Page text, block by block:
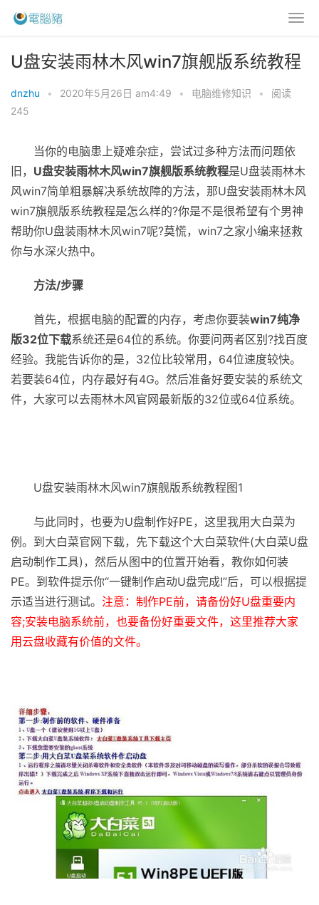
U盘安装雨林木风win7旗舰版系统教程
dnzhu • 2020年5月26日 am4:49 • 电脑维修知识 •
阅读
245
当你的电脑患上疑难杂症，尝试过多种方法而问题依
旧， U盘安装雨林木风win7旗舰版系统教程是U盘装雨林木
风win7简单粗暴解决系统故障的方法，那U盘安装雨林木风
win7旗舰版系统教程是怎么样的?你是不是很希望有个男神
帮助你U盘装雨林木风win7呢?莫慌，win7之家小编来拯救
你与水深火热中。
方法/步骤
首先，根据电脑的配置的内存，考虑你要装win7纯净
版32位下载系统还是64位的系统。你要问两者区别?找百度
经验。我能告诉你的是，32位比较常用，64位速度较快。
若要装64位，内存最好有4G。然后准备好要安装的系统文
件，大家可以去雨林木风官网最新版的32位或64位系统。
U盘安装雨林木风win7旗舰版系统教程图1
与此同时，也要为U盘制作好PE，这里我用大白菜为
例。到大白菜官网下载，先下载这个大白菜软件(大白菜U盘
启动制作工具)，然后从图中的位置开始看，教你如何装
PE。到软件提示你“一键制作启动U盘完成!”后，可以根据提
示适当进行测试。 注意：制作PE前，请备份好U盘重要内
容;安装电脑系统前，也要备份好重要文件，这里推荐大家
用云盘收藏有价值的文件。